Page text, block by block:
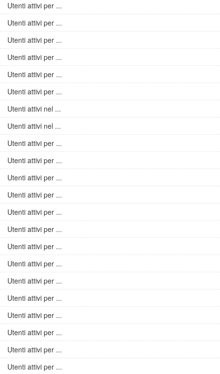
Utenti attivi per ...
Utenti attivi per ...
Utenti attivi per ...
Utenti attivi per ...
Utenti attivi per ...
Utenti attivi per ...
Utenti attivi nel ...
Utenti attivi nel ...
Utenti attivi per ...
Utenti attivi per ...
Utenti attivi per ...
Utenti attivi per ...
Utenti attivi per ...
Utenti attivi per ...
Utenti attivi per ...
Utenti attivi per ...
Utenti attivi per ...
Utenti attivi per ...
Utenti attivi per ...
Utenti attivi per ...
Utenti attivi per ...
Utenti attivi per ...